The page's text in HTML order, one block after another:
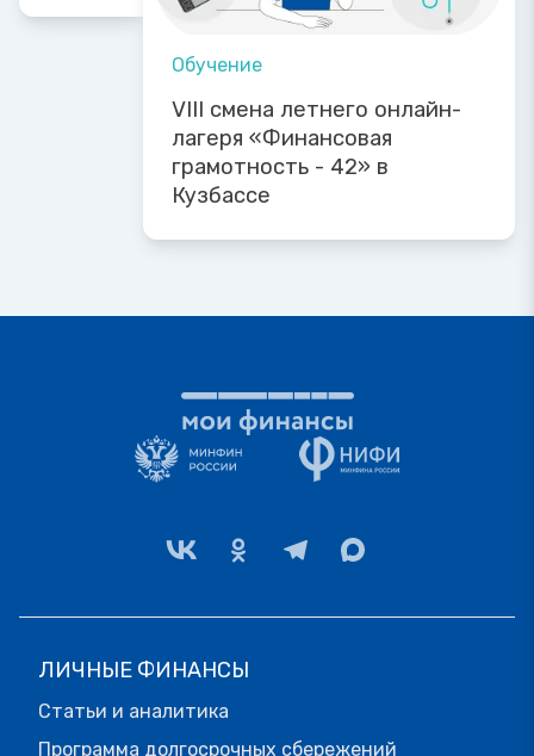
Обучение
VIII смена летнего онлайн-
лагеря «Финансовая
грамотность - 42» в
Кузбассе
ЛИЧНЫЕ ФИНАНСЫ
Статьи и аналитика
Программа долгосрочных сбережений